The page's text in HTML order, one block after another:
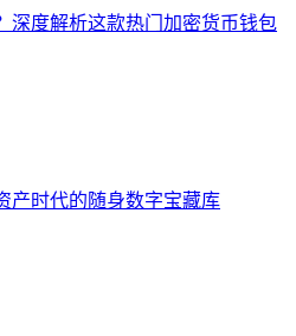
深度解析这款热门加密货币钱包
产时代的随身数字宝藏库